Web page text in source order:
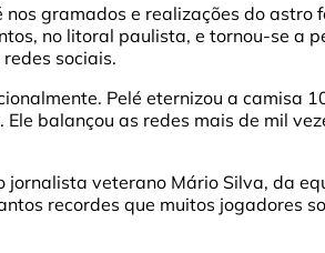
gramados e realizações do
no litoral paulista, e tornou-se a
sociais.
Pelé eternizou a camisa
balançou as redes mais de mil
veterano Mário Silva, da
recordes que muitos jogadores